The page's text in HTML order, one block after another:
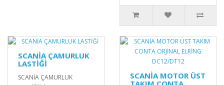
SCANİA ÇAMURLUK
LASTİĞİ
SCANİA ÇAMURLUK
SCANİA MOTOR ÜST